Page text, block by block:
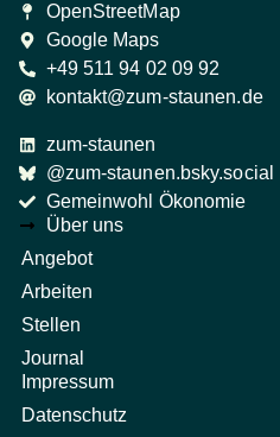
OpenStreetMap
Google Maps
+49 511 94 02 09 92
kontakt@zum-staunen.de
zum-staunen
@zum-staunen.bsky.social
Gemeinwohl Ökonomie
Über uns
Angebot
Arbeiten
Stellen
Journal
Impressum
Datenschutz